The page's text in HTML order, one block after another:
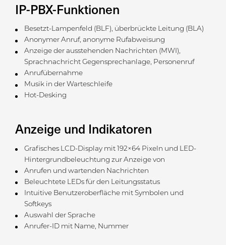
IP-PBX-Funktionen
Besetzt-Lampenfeld (BLF), überbrückte Leitung (BLA)
Anonymer Anruf, anonyme Rufabweisung
Anzeige der ausstehenden Nachrichten (MWI),
Sprachnachricht Gegensprechanlage, Personenruf
Anrufübernahme
Musik in der Warteschleife
Hot-Desking
Anzeige und Indikatoren
Grafisches LCD-Display mit 192×64 Pixeln und LED-
Hintergrundbeleuchtung zur Anzeige von
Anrufen und wartenden Nachrichten
Beleuchtete LEDs für den Leitungsstatus
Intuitive Benutzeroberfläche mit Symbolen und
Softkeys
Auswahl der Sprache
Anrufer-ID mit Name, Nummer